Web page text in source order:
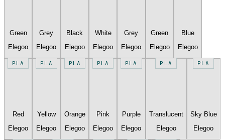
Green
Elegoo
Grey
Elegoo
Black
Elegoo
White
Elegoo
Grey
Elegoo
Green
Elegoo
Blue
Elegoo
PLA
Red
Elegoo
PLA
Yellow
Elegoo
PLA
Orange
Elegoo
PLA
Pink
Elegoo
PLA
Purple
Elegoo
PLA
Translucent
Elegoo
PLA
Sky Blue
Elegoo